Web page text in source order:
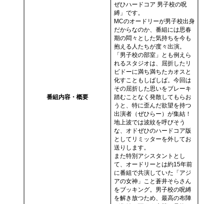
番組内容・概要
ぜひハードコア 男子校の呪
縛」です。
MCのオードリーが男子校出身
だからなのか、番組には思春
期の悶々とした気持ちを今も
抱える人たちが度々出演。
「男子校の部室」とも例えら
れるスタジオは、屈折したリ
ビドーに満ち満ちたカオスと
化すこともしばしば。今回は
その屈折した思いをブレーキ
踏むことなく発散してもらお
うと、特に歪んだ欲望を持つ
出演者（ぜひらー）が集結！
地上波では波紋を呼びそう
な、オドぜひのハードコア版
としてリミッターを外してお
送りします。
また特別アシスタントとし
て、オードリーとは約15年前
に番組で共演していた「アジ
アの女神」こと蒼井そらさん
をブッキング。男子校の呪縛
を解き放つため、最高の布陣